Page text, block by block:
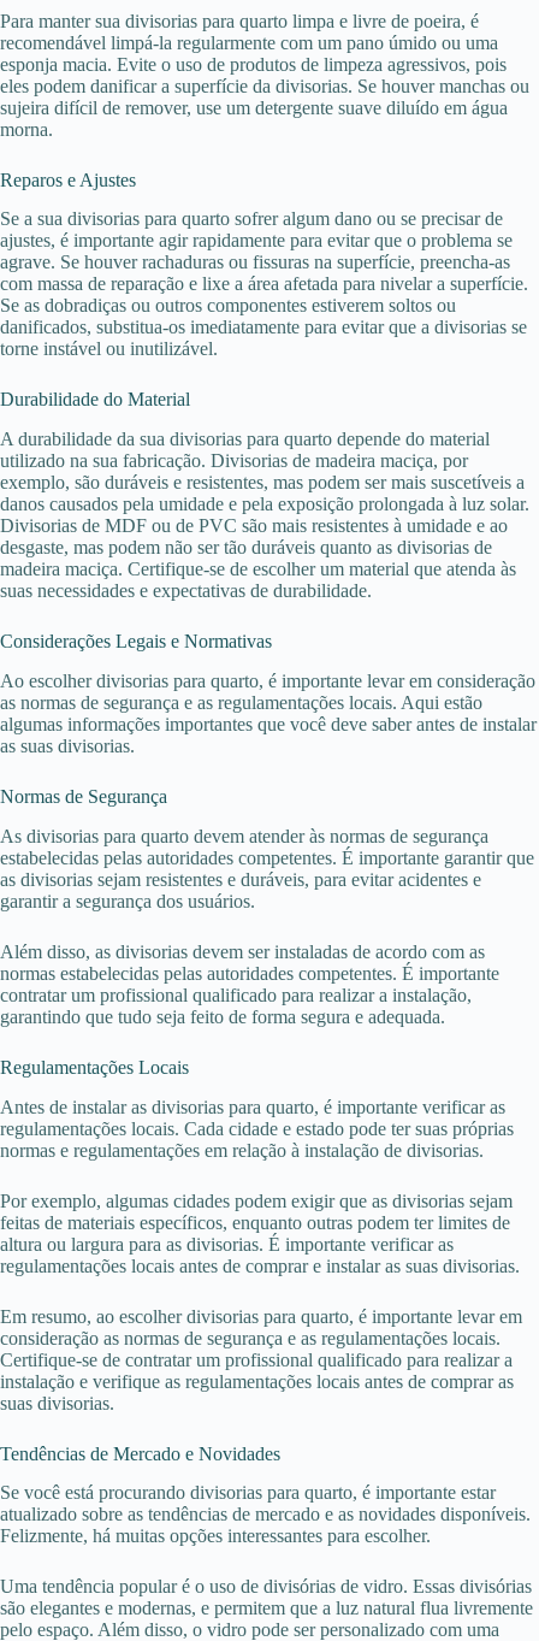
Para manter sua divisorias para quarto limpa e livre de poeira, é
recomendável limpá-la regularmente com um pano úmido ou uma
esponja macia. Evite o uso de produtos de limpeza agressivos, pois
eles podem danificar a superfície da divisorias. Se houver manchas ou
sujeira difícil de remover, use um detergente suave diluído em água
morna.
Reparos e Ajustes
Se a sua divisorias para quarto sofrer algum dano ou se precisar de
ajustes, é importante agir rapidamente para evitar que o problema se
agrave. Se houver rachaduras ou fissuras na superfície, preencha-as
com massa de reparação e lixe a área afetada para nivelar a superfície.
Se as dobradiças ou outros componentes estiverem soltos ou
danificados, substitua-os imediatamente para evitar que a divisorias se
torne instável ou inutilizável.
Durabilidade do Material
A durabilidade da sua divisorias para quarto depende do material
utilizado na sua fabricação. Divisorias de madeira maciça, por
exemplo, são duráveis e resistentes, mas podem ser mais suscetíveis a
danos causados pela umidade e pela exposição prolongada à luz solar.
Divisorias de MDF ou de PVC são mais resistentes à umidade e ao
desgaste, mas podem não ser tão duráveis quanto as divisorias de
madeira maciça. Certifique-se de escolher um material que atenda às
suas necessidades e expectativas de durabilidade.
Considerações Legais e Normativas
Ao escolher divisorias para quarto, é importante levar em consideração
as normas de segurança e as regulamentações locais. Aqui estão
algumas informações importantes que você deve saber antes de instalar
as suas divisorias.
Normas de Segurança
As divisorias para quarto devem atender às normas de segurança
estabelecidas pelas autoridades competentes. É importante garantir que
as divisorias sejam resistentes e duráveis, para evitar acidentes e
garantir a segurança dos usuários.
Além disso, as divisorias devem ser instaladas de acordo com as
normas estabelecidas pelas autoridades competentes. É importante
contratar um profissional qualificado para realizar a instalação,
garantindo que tudo seja feito de forma segura e adequada.
Regulamentações Locais
Antes de instalar as divisorias para quarto, é importante verificar as
regulamentações locais. Cada cidade e estado pode ter suas próprias
normas e regulamentações em relação à instalação de divisorias.
Por exemplo, algumas cidades podem exigir que as divisorias sejam
feitas de materiais específicos, enquanto outras podem ter limites de
altura ou largura para as divisorias. É importante verificar as
regulamentações locais antes de comprar e instalar as suas divisorias.
Em resumo, ao escolher divisorias para quarto, é importante levar em
consideração as normas de segurança e as regulamentações locais.
Certifique-se de contratar um profissional qualificado para realizar a
instalação e verifique as regulamentações locais antes de comprar as
suas divisorias.
Tendências de Mercado e Novidades
Se você está procurando divisorias para quarto, é importante estar
atualizado sobre as tendências de mercado e as novidades disponíveis.
Felizmente, há muitas opções interessantes para escolher.
Uma tendência popular é o uso de divisórias de vidro. Essas divisórias
são elegantes e modernas, e permitem que a luz natural flua livremente
pelo espaço. Além disso, o vidro pode ser personalizado com uma